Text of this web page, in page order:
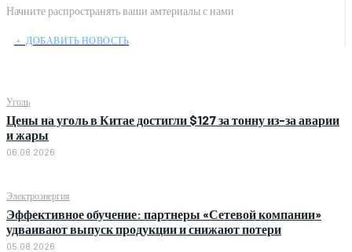
Начните распространять ваши амтериалы с нами
﹢ ДОБАВИТЬ НОВОСТЬ
Уголь
Цены на уголь в Китае достигли $127 за тонну из-за аварии
и жары
06.08.2026
Электроэнергия
Эффективное обучение: партнеры «Сетевой компании»
удваивают выпуск продукции и снижают потери
05.08.2026